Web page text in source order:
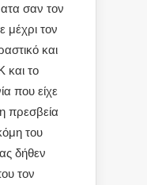
σαν τον
μέχρι τον
και
και το
που είχε
πρεσβεία
του
δήθεν
τον